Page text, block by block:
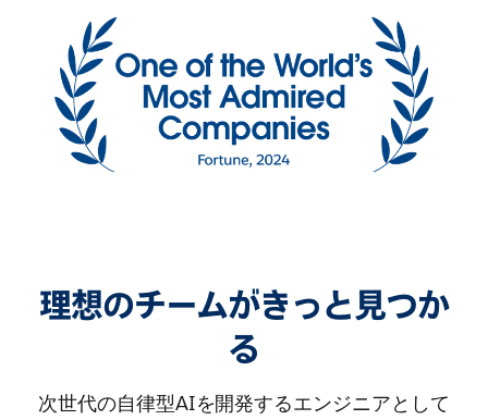
理想のチームがきっと見つか
る
次世代の自律型AIを開発するエンジニアとして